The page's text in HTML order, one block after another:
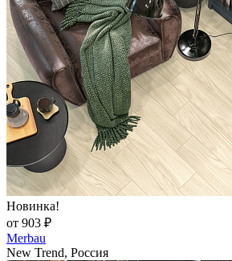
Новинка!
от 903 ₽
Merbau
New Trend, Россия